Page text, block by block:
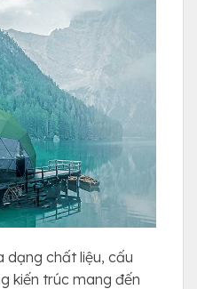
dạng chất liệu, cấu
kiến trúc mang đến